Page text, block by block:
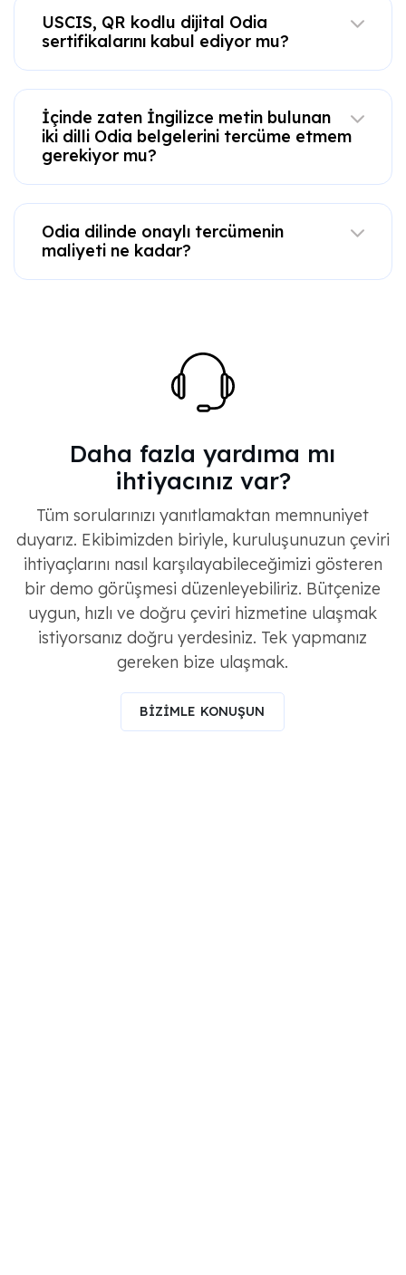
USCIS, QR kodlu dijital Odia
sertifikalarını kabul ediyor mu?
İçinde zaten İngilizce metin bulunan
iki dilli Odia belgelerini tercüme etmem
gerekiyor mu?
Odia dilinde onaylı tercümenin
maliyeti ne kadar?
Daha fazla yardıma mı
ihtiyacınız var?
Tüm sorularınızı yanıtlamaktan memnuniyet
duyarız. Ekibimizden biriyle, kuruluşunuzun çeviri
ihtiyaçlarını nasıl karşılayabileceğimizi gösteren
bir demo görüşmesi düzenleyebiliriz. Bütçenize
uygun, hızlı ve doğru çeviri hizmetine ulaşmak
istiyorsanız doğru yerdesiniz. Tek yapmanız
gereken bize ulaşmak.
BİZİMLE KONUŞUN